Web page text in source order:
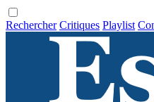
Rechercher Critiques Playlist